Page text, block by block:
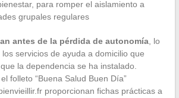
para romper el aislamiento a
grupales regulares
antes de la pérdida de autonomía, lo
servicios de ayuda a domicilio que
la dependencia se ha instalado.
folleto “Buena Salud Buen Día”
proporcionan fichas prácticas a